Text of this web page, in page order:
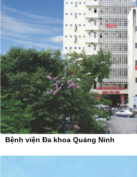
Bệnh viện Đa khoa Quảng Ninh